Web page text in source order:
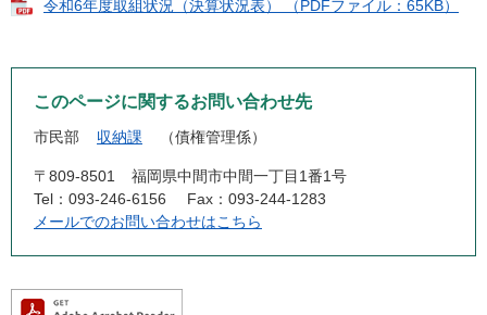
令和6年度取組状況（決算状況表） （PDFファイル：65KB）
このページに関するお問い合わせ先
市民部 収納課 債権管理係
〒809-8501
福岡県中間市中間一丁目1番1号
Tel：093-246-6156
Fax：093-244-1283
メールでのお問い合わせはこちら